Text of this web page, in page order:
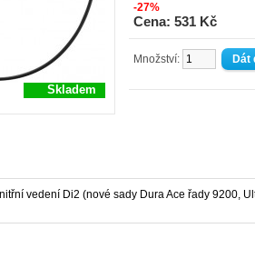
Skladem
-27%
Cena: 531 Kč
Množství:
vedení Di2 (nové sady Dura Ace řady 9200,